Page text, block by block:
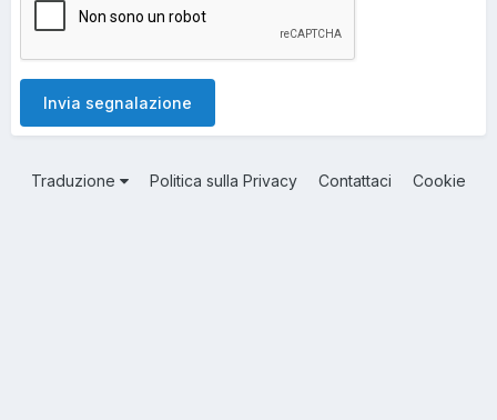
Invia segnalazione
Traduzione Politica sulla Privacy Contattaci Cookie